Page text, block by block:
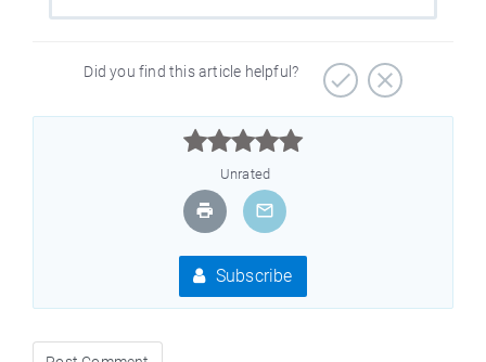
Did you find this article helpful?



Unrated
Subscribe